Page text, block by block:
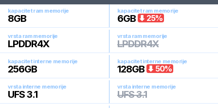
kapacitet ram memorije
8GB
kapacitet ram memorije
6GB 25%
vrsta ram memorije
LPDDR4X
vrsta ram memorije
LPDDR4X
kapacitet interne memorije
256GB
kapacitet interne memorije
128GB 50%
vrsta interne memorije
UFS 3.1
vrsta interne memorije
UFS 3.1